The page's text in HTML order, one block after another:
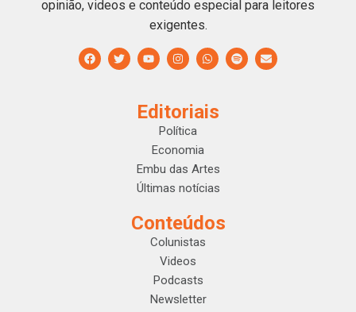
opinião, videos e conteúdo especial para leitores
exigentes.
Editoriais
Política
Economia
Embu das Artes
Últimas notícias
Conteúdos
Colunistas
Videos
Podcasts
Newsletter